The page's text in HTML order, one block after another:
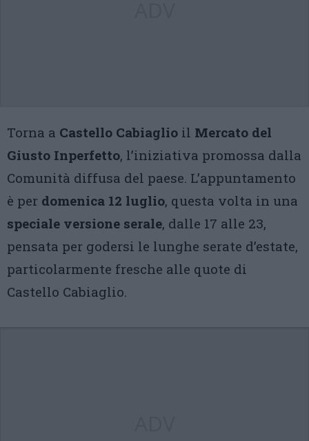
Torna a Castello Cabiaglio il Mercato del
Giusto Inperfetto, l’iniziativa promossa dalla
Comunità diffusa del paese. L’appuntamento
è per domenica 12 luglio, questa volta in una
speciale versione serale, dalle 17 alle 23,
pensata per godersi le lunghe serate d’estate,
particolarmente fresche alle quote di
Castello Cabiaglio.